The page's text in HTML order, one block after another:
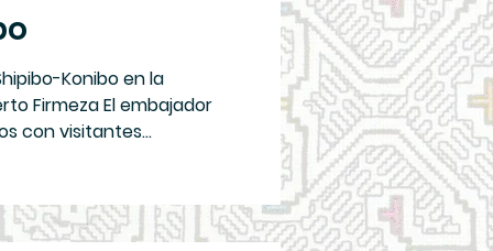
Konibo en la
Firmeza El embajador
con visitantes
El evento
la cultura Shipiba